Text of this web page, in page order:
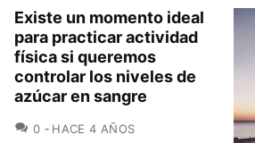
Existe un momento ideal
para practicar actividad
física si queremos
controlar los niveles de
azúcar en sangre
0 COMENTARIOS
HACE 4 AÑOS